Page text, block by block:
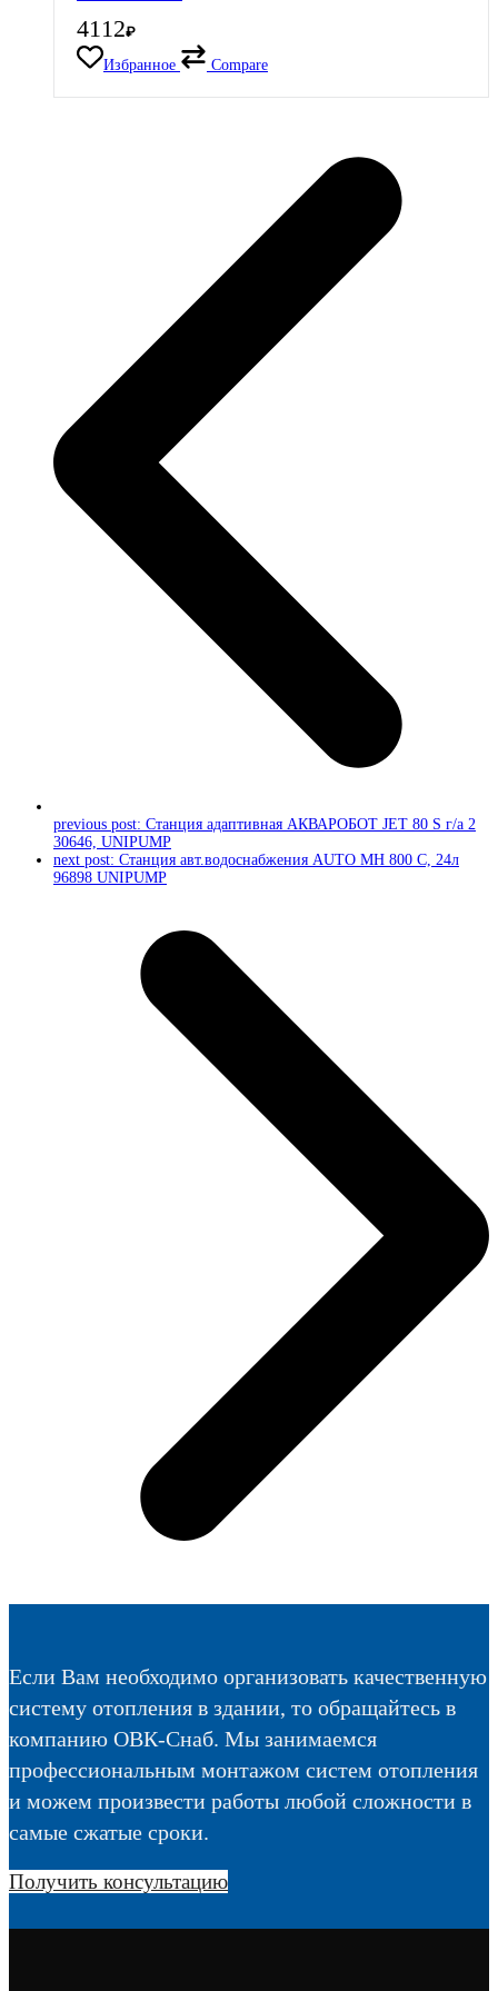
4112₽
Избранное
Compare
previous post: Станция адаптивная АКВАРОБОТ JET 80 S г/а 2
30646, UNIPUMP
next post: Станция авт.водоснабжения AUTO MH 800 C, 24л
96898 UNIPUMP
Если Вам необходимо организовать качественную
систему отопления в здании, то обращайтесь в
компанию ОВК-Снаб. Мы занимаемся
профессиональным монтажом систем отопления
и можем произвести работы любой сложности в
самые сжатые сроки.
Получить консультацию